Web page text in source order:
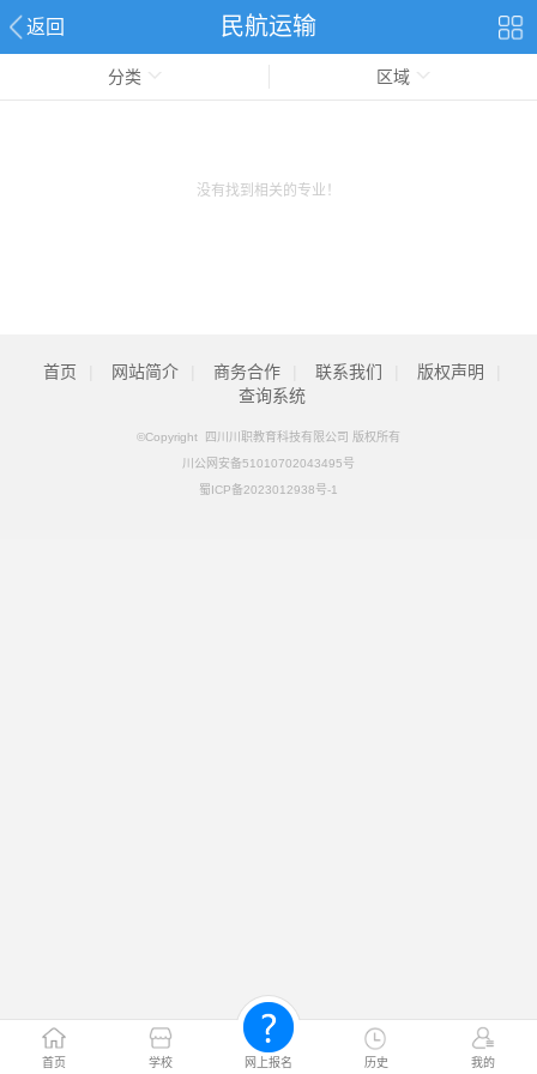
返回 民航运输
首页 学校 网上报名 历史 我的
分类 区域
没有找到相关的专业！
首页 网站简介 商务合作 联系我们 版权声明
查询系统
©Copyright 四川川职教育科技有限公司 版权所有
川公网安备51010702043495号
蜀ICP备2023012938号-1